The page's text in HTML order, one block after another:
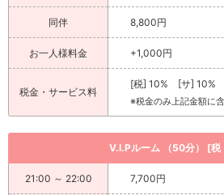
同伴 8,800円
お一人様料金 +1,000円
税金・サービス料
[税] 10% [サ] 10%
※税金のみ上記金額に
V.I.Pルーム （50分） [税
21:00 ～ 22:00 7,700円